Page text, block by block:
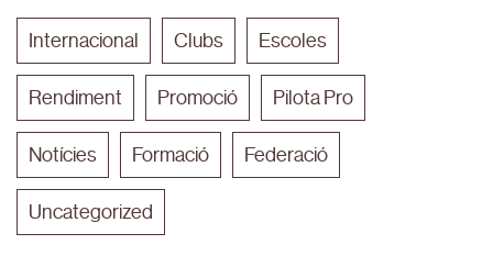
Internacional Clubs Escoles
Rendiment Promoció Pilota Pro
Notícies Formació Federació
Uncategorized